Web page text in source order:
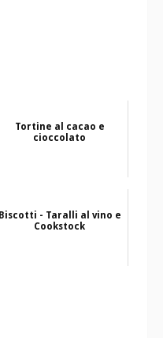
Tortine al cacao e
cioccolato
Biscotti - Taralli al vino e
Cookstock